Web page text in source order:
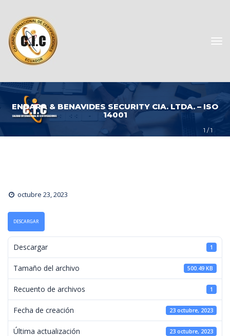
1 / 1
ENDARA & BENAVIDES SECURITY CIA. LTDA. – ISO
14001
octubre 23, 2023
DESCARGAR
Descargar 1
Tamaño del archivo 500.49 KB
Recuento de archivos 1
Fecha de creación 23 octubre, 2023
Última actualización 23 octubre, 2023